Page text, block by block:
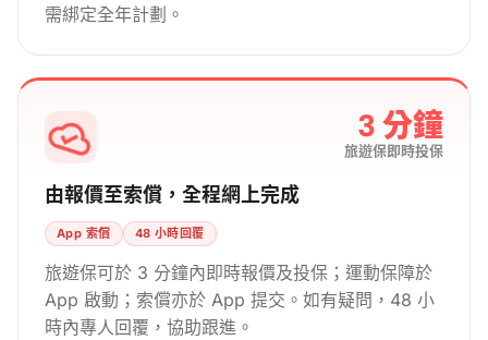
需綁定全年計劃。
3 分鐘
旅遊保即時投保
由報價至索償，全程網上完成
App 索償 48 小時回覆
旅遊保可於 3 分鐘內即時報價及投保；運動保障於
App 啟動；索償亦於 App 提交。如有疑問，48 小
時內專人回覆，協助跟進。